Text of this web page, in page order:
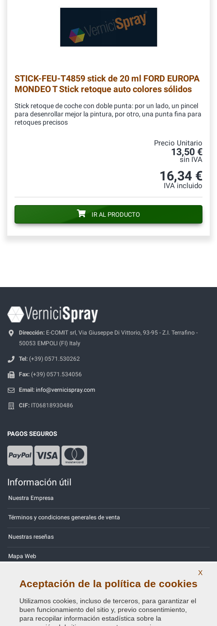
STICK-FEU-T4859stick de 20 ml FORD EUROPA
MONDEO T Stick retoque auto colores sólidos
Stick retoque de coche con doble punta: por un lado, un pincel
para desenrollar mejor la pintura, por otro, una punta fina para
retoques precisos
Precio Unitario
13,50 €
sin IVA
16,34 €
IVA incluido
IR AL PRODUCTO
Dirección: E-COMIT srl, Via Giuseppe Di Vittorio, 93-95 - Z.I. Terrafino -
50053 EMPOLI (FI) Italy
Tel: (+39) 0571.530262
Fax: (+39) 0571.534056
Email: info@vernicispray.com
CIF: IT06818930486
PAGOS SEGUROS
Información útil
Nuestra Empresa
Términos y condiciones generales de venta
Nuestras reseñas
Mapa Web
Política de Privacidad - RGPD
X
Aceptación de la política de cookies
Utilizamos cookies, incluso de terceros, para garantizar el
buen funcionamiento del sitio y, previo consentimiento,
para recopilar información estadística sobre la